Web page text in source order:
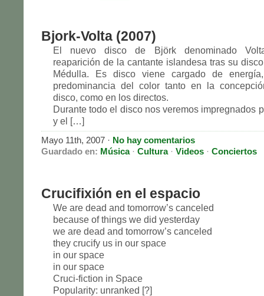
Bjork-Volta (2007)
El nuevo disco de Björk denominado
reaparición de la cantante islandesa tras su
Médulla. Es disco viene cargado de
predominancia del color tanto en la
disco, como en los directos.
Durante todo el disco nos veremos impregnados
y el […]
Mayo 11th, 2007 · No hay comentarios
Guardado en: Música· Cultura· Videos · Conciertos
Crucifixión en el espacio
We are dead and tomorrow’s canceled
because of things we did yesterday
we are dead and tomorrow’s canceled
they crucify us in our space
in our space
in our space
Cruci-fiction in Space
Popularity: unranked [?]